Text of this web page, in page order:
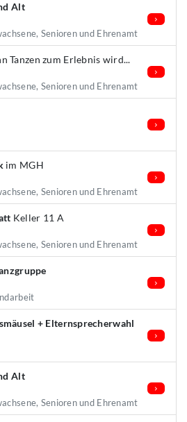
Alt
Senioren und Ehrenamt
Tanzen zum Erlebnis wird...
Senioren und Ehrenamt
im MGH
Senioren und Ehrenamt
Keller 11 A
Senioren und Ehrenamt
+ Elternsprecherwahl
Alt
Senioren und Ehrenamt